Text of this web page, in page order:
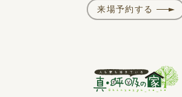
来場予約する